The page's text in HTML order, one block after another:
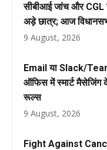
सीबीआई जांच और CGL
अड़े छात्र; आज
9 August, 2026
Email या Slack/
ऑफिस में स्मार्ट मैसेजिंग
रूल्स
9 August, 2026
Fight Against